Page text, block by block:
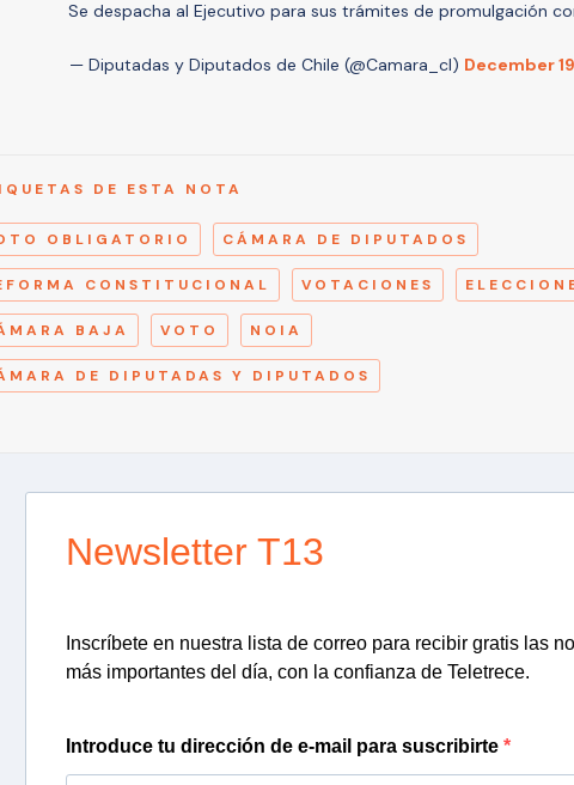
Se despacha al Ejecutivo para sus trámites de promulgación
— Diputadas y Diputados de Chile (@Camara_cl) December
DE ESTA NOTA
OBLIGATORIO CÁMARA DE DIPUTADOS
CONSTITUCIONAL VOTACIONES
BAJA VOTO NOIA
DE DIPUTADAS Y DIPUTADOS
Newsletter T13
Inscríbete en nuestra lista de correo para recibir gratis las
más importantes del día, con la confianza de Teletrece.
Introduce tu dirección de e-mail para suscribirte